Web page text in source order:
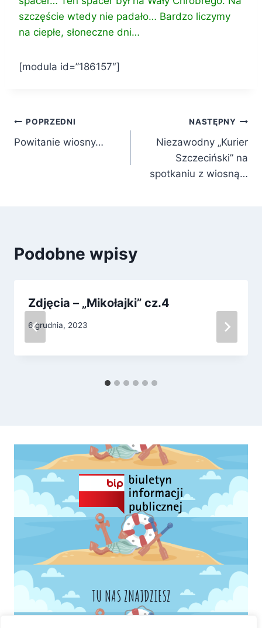
szczęście wtedy nie padało… Bardzo liczymy
na ciepłe, słoneczne dni…
[modula id=”186157″]
Nawigacja
wpisu
POPRZEDNI
Powitanie wiosny…
NASTĘPNY
Niezawodny „Kurier
Szczeciński” na
spotkaniu z wiosną…
Podobne wpisy
Zdjęcia – „Mikołajki” cz.4
6 grudnia, 2023
TU NAS ZNAJDZIESZ